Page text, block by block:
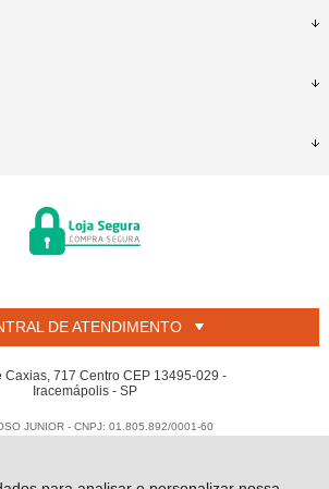
DE ATENDIMENTO
Caxias, 717 Centro CEP 13495-029 -
Iracemápolis - SP
JUNIOR - CNPJ: 01.805.892/0001-60